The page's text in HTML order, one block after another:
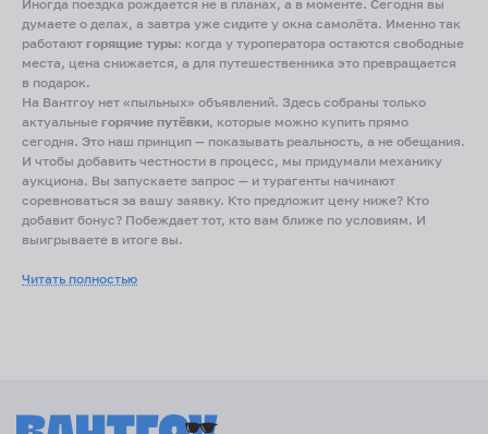
Иногда поездка рождается не в планах, а в моменте. Сегодня вы
думаете о делах, а завтра уже сидите у окна самолёта. Именно так
работают горящие туры: когда у туроператора остаются свободные
места, цена снижается, а для путешественника это превращается
в подарок.
На Вантгоу нет «пыльных» объявлений. Здесь собраны только
актуальные горячие путёвки, которые можно купить прямо
сегодня. Это наш принцип — показывать реальность, а не обещания.
И чтобы добавить честности в процесс, мы придумали механику
аукциона. Вы запускаете запрос — и турагенты начинают
соревноваться за вашу заявку. Кто предложит цену ниже? Кто
добавит бонус? Побеждает тот, кто вам ближе по условиям. И
выигрываете в итоге вы.
Какие туры бывают
Читать полностью